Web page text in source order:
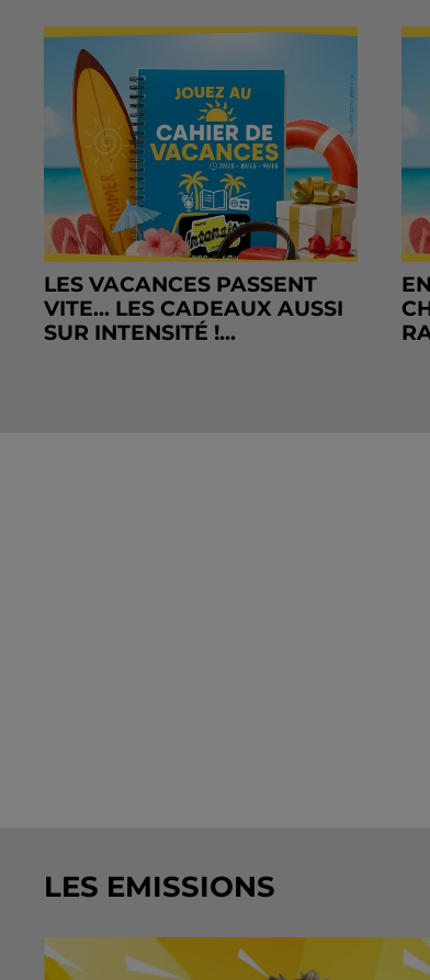
LES VACANCES PASSENT
VITE... LES CADEAUX AUSSI
SUR INTENSITÉ !...
LES EMISSIONS